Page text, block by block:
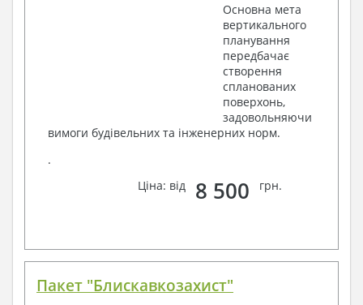
Основна мета
вертикального
планування
передбачає
створення
спланованих
поверхонь,
задовольняючи
вимоги будівельних та інженерних норм.
.
Ціна: від
8 500 грн.
Пакет "Блискавкозахист"